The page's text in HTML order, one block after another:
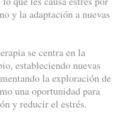
y la adaptación a nuevas
se centra en la
estableciendo nuevas
la exploración de
una oportunidad para
y reducir el estrés.